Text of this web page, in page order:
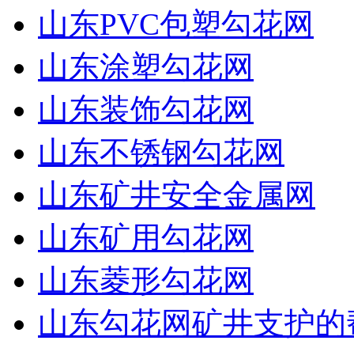
山东PVC包塑勾花网
山东涂塑勾花网
山东装饰勾花网
山东不锈钢勾花网
山东矿井安全金属网
山东矿用勾花网
山东菱形勾花网
山东勾花网矿井支护